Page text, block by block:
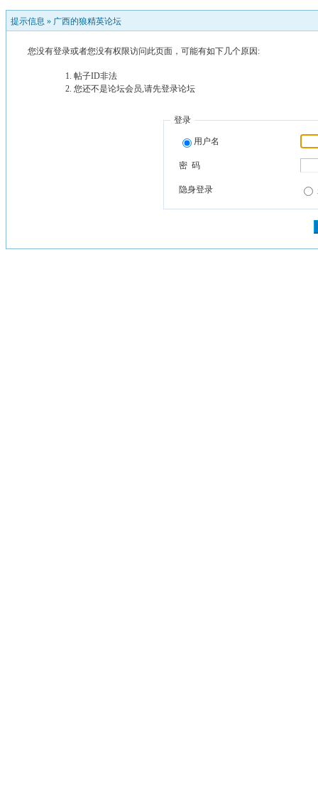
提示信息 » 广西的狼精英论坛
您没有登录或者您没有权限访问此页面，可能有如下几个原因:
帖子ID非法
您还不是论坛会员,请先登录论坛
登录
用户名
密 码
隐身登录